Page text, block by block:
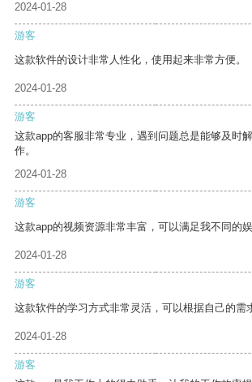
2024-01-28
游客
这款软件的设计非常人性化，使用起来非常方便。
2024-01-28
游客
这款app的客服非常专业，遇到问题总是能够及时
作。
2024-01-28
游客
这款app的视频资源非常丰富，可以满足我不同的娱
2024-01-28
游客
这款软件的学习方式非常灵活，可以根据自己的需
2024-01-28
游客